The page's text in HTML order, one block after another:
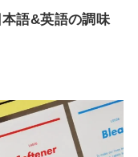
本語&英語の調味